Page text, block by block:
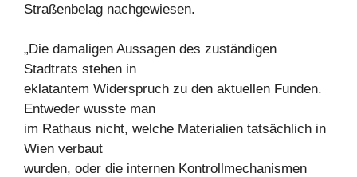
Straßenbelag nachgewiesen.
„Die damaligen Aussagen des zuständigen
Stadtrats stehen in
eklatantem Widerspruch zu den aktuellen Funden.
Entweder wusste man
im Rathaus nicht, welche Materialien tatsächlich in
Wien verbaut
wurden, oder die internen Kontrollmechanismen